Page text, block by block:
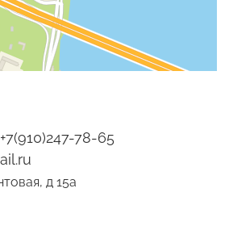
78-65
д 15а